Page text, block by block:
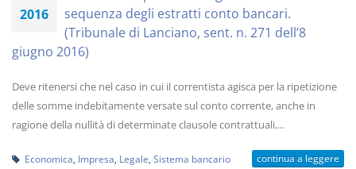
2016
sequenza degli estratti conto bancari.
(Tribunale di Lanciano, sent. n. 271 dell’8
giugno 2016)
Deve ritenersi che nel caso in cui il correntista agisca per la ripetizione
delle somme indebitamente versate sul conto corrente, anche in
ragione della nullità di determinate clausole contrattuali,...
Economica Impresa Legale Sistema bancario continua a leggere